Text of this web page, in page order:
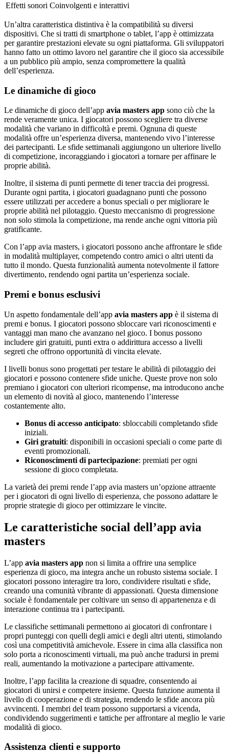
Effetti sonori Coinvolgenti e interattivi
Un’altra caratteristica distintiva è la compatibilità su diversi
dispositivi. Che si tratti di smartphone o tablet, l’app è ottimizzata
per garantire prestazioni elevate su ogni piattaforma. Gli sviluppatori
hanno fatto un ottimo lavoro nel garantire che il gioco sia accessibile
a un pubblico più ampio, senza compromettere la qualità
dell’esperienza.
Le dinamiche di gioco
Le dinamiche di gioco dell’app avia masters app sono ciò che la
rende veramente unica. I giocatori possono scegliere tra diverse
modalità che variano in difficoltà e premi. Ognuna di queste
modalità offre un’esperienza diversa, mantenendo vivo l’interesse
dei partecipanti. Le sfide settimanali aggiungono un ulteriore livello
di competizione, incoraggiando i giocatori a tornare per affinare le
proprie abilità.
Inoltre, il sistema di punti permette di tener traccia dei progressi.
Durante ogni partita, i giocatori guadagnano punti che possono
essere utilizzati per accedere a bonus speciali o per migliorare le
proprie abilità nel pilotaggio. Questo meccanismo di progressione
non solo stimola la competizione, ma rende anche ogni vittoria più
gratificante.
Con l’app avia masters, i giocatori possono anche affrontare le sfide
in modalità multiplayer, competendo contro amici o altri utenti da
tutto il mondo. Questa funzionalità aumenta notevolmente il fattore
divertimento, rendendo ogni partita un’esperienza sociale.
Premi e bonus esclusivi
Un aspetto fondamentale dell’app avia masters app è il sistema di
premi e bonus. I giocatori possono sbloccare vari riconoscimenti e
vantaggi man mano che avanzano nel gioco. I bonus possono
includere giri gratuiti, punti extra o addirittura accesso a livelli
segreti che offrono opportunità di vincita elevate.
I livelli bonus sono progettati per testare le abilità di pilotaggio dei
giocatori e possono contenere sfide uniche. Queste prove non solo
premiano i giocatori con ulteriori ricompense, ma introducono anche
un elemento di novità al gioco, mantenendo l’interesse
costantemente alto.
Bonus di accesso anticipato: sbloccabili completando sfide
iniziali.
Giri gratuiti: disponibili in occasioni speciali o come parte di
eventi promozionali.
Riconoscimenti di partecipazione: premiati per ogni
sessione di gioco completata.
La varietà dei premi rende l’app avia masters un’opzione attraente
per i giocatori di ogni livello di esperienza, che possono adattare le
proprie strategie di gioco per ottimizzare le vincite.
Le caratteristiche social dell’app avia
masters
L’app avia masters app non si limita a offrire una semplice
esperienza di gioco, ma integra anche un robusto sistema sociale. I
giocatori possono interagire tra loro, condividere risultati e sfide,
creando una comunità vibrante di appassionati. Questa dimensione
sociale è fondamentale per coltivare un senso di appartenenza e di
interazione continua tra i partecipanti.
Le classifiche settimanali permettono ai giocatori di confrontare i
propri punteggi con quelli degli amici e degli altri utenti, stimolando
così una competitività amichevole. Essere in cima alla classifica non
solo porta a riconoscimenti virtuali, ma può anche tradursi in premi
reali, aumentando la motivazione a partecipare attivamente.
Inoltre, l’app facilita la creazione di squadre, consentendo ai
giocatori di unirsi e competere insieme. Questa funzione aumenta il
livello di cooperazione e di strategia, rendendo le sfide ancora più
avvincenti. I membri del team possono supportarsi a vicenda,
condividendo suggerimenti e tattiche per affrontare al meglio le varie
modalità di gioco.
Assistenza clienti e supporto